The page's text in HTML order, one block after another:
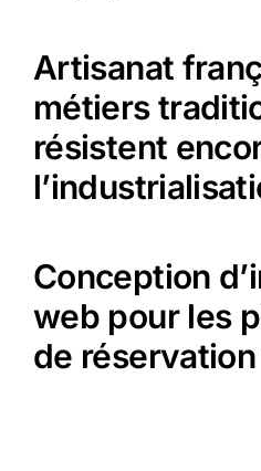
Artisanat
métiers
résistent
Conception
web pour les
de